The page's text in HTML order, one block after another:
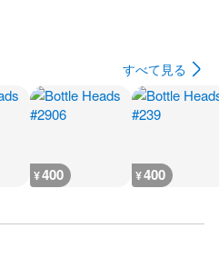
すべて見る
¥400 ¥400